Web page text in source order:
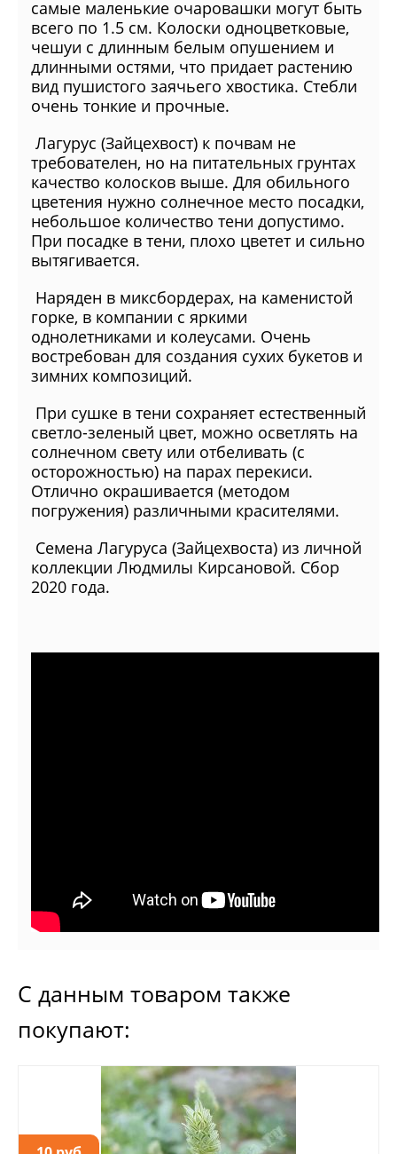
самые маленькие очаровашки могут быть
всего по 1.5 см. Колоски одноцветковые,
чешуи с длинным белым опушением и
длинными остями, что придает растению
вид пушистого заячьего хвостика. Стебли
очень тонкие и прочные.
Лагурус (Зайцехвост) к почвам не
требователен, но на питательных грунтах
качество колосков выше. Для обильного
цветения нужно солнечное место посадки,
небольшое количество тени допустимо.
При посадке в тени, плохо цветет и сильно
вытягивается.
Наряден в миксбордерах, на каменистой
горке, в компании с яркими
однолетниками и колеусами. Очень
востребован для создания сухих букетов и
зимних композиций.
При сушке в тени сохраняет естественный
светло-зеленый цвет, можно осветлять на
солнечном свету или отбеливать (с
осторожностью) на парах перекиси.
Отлично окрашивается (методом
погружения) различными красителями.
Семена Лагуруса (Зайцехвоста) из личной
коллекции Людмилы Кирсановой. Сбор
2020 года.
С данным товаром также
покупают: